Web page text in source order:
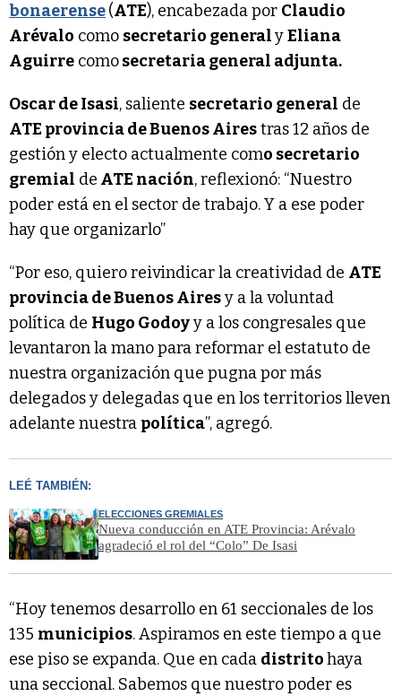
bonaerense(ATE), encabezada por Claudio
Arévalo como secretario generalyEliana
Aguirre comosecretaria general adjunta.
Oscar de Isasi, saliente secretario general de
ATE provincia de Buenos Airestras 12 años de
gestión y electo actualmente como secretario
gremial de ATE nación, reflexionó: “Nuestro
poder está en el sector de trabajo. Y a ese poder
hay que organizarlo”
“Por eso, quiero reivindicar la creatividad de ATE
provincia de Buenos Airesy a la voluntad
política de Hugo Godoyy a los congresales que
levantaron la mano para reformar el estatuto de
nuestra organización que pugna por más
delegados y delegadas que en los territorios lleven
adelante nuestra política”, agregó.
LEÉ TAMBIÉN:
ELECCIONES GREMIALES
Nueva conducción en ATE Provincia: Arévalo
agradeció el rol del “Colo” De Isasi
“Hoy tenemos desarrollo en 61 seccionales de los
135 municipios. Aspiramos en este tiempo a que
ese piso se expanda. Que en cada distritohaya
una seccional. Sabemos que nuestro poder es